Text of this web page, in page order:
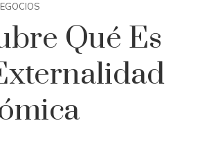
Qué Es